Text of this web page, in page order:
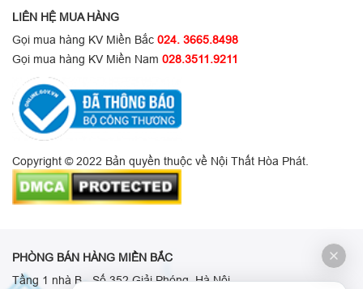
LIÊN HỆ MUA HÀNG
Gọi mua hàng KV Miền Bắc 024. 3665.8498
Gọi mua hàng KV Miền Nam 028.3511.9211
Copyright © 2022 Bản quyền thuộc về Nội Thất Hòa Phát.
PHÒNG BÁN HÀNG MIỀN BẮC
Tầng 1 nhà B - Số 352 Giải Phóng, Hà Nội